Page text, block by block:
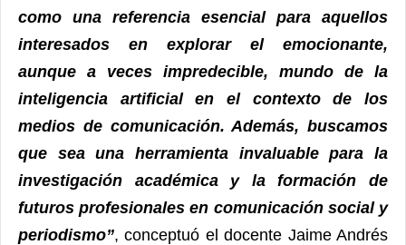
como una referencia esencial para aquellos
interesados en explorar el emocionante,
aunque a veces impredecible, mundo de la
inteligencia artificial en el contexto de los
medios de comunicación. Además, buscamos
que sea una herramienta invaluable para la
investigación académica y la formación de
futuros profesionales en comunicación social y
periodismo”, conceptuó el docente Jaime Andrés